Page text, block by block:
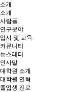
소개
소개
사람들
연구분야
입시 및 교육
커뮤니티
뉴스레터
인사말
대학원 소개
대학원 연혁
졸업생 진로